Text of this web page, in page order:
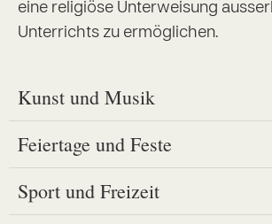
eine religiöse Unterweisung
Unterrichts zu ermöglichen.
Kunst und Musik
Feiertage und Feste
Sport und Freizeit